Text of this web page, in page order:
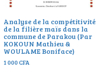
Analyse de la compétitivité
de la filière maïs dans la
commune de Parakou (Par
KOKOUN Mathieu &
WOULAME Boniface)
1 000CFA